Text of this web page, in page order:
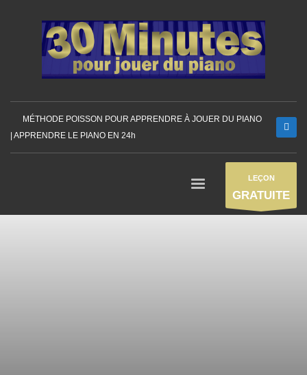
MÉTHODE POISSON POUR APPRENDRE À JOUER DU PIANO
| APPRENDRE LE PIANO EN 24h
LEÇON
GRATUITE